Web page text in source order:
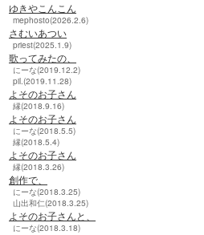
ゆきやこんこん
mephosto(2026.2.6)
さむいあつい
priest(2025.1.9)
歌ってみたの、
にーな(2019.12.2)
pil.(2019.11.28)
よそのお子さん
縁(2018.9.16)
よそのお子さん
にーな(2018.5.5)
縁(2018.5.4)
よそのお子さん
縁(2018.3.26)
創作で、
にーな(2018.3.25)
山出和仁(2018.3.25)
よそのお子さんと、
にーな(2018.3.18)